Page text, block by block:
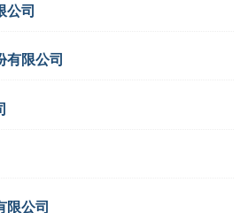
公司
有限公司
限公司